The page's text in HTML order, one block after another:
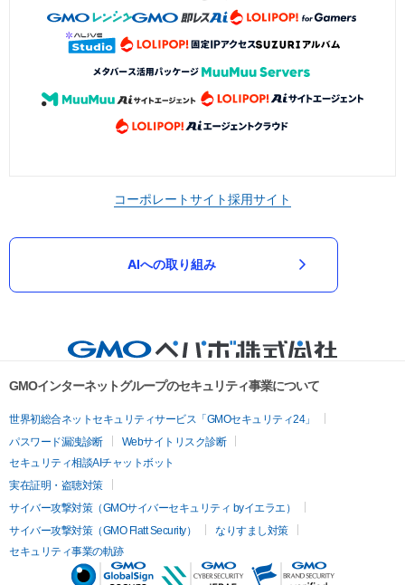
コーポレートサイト採用サイト
AIへの取り組み
GMOインターネットグループのセキュリティ事業について
世界初総合ネットセキュリティサービス「GMOセキュリティ24」
パスワード漏洩診断
Webサイトリスク診断
セキュリティ相談AIチャットボット
実在証明・盗聴対策
サイバー攻撃対策（GMOサイバーセキュリティ byイエラエ）
サイバー攻撃対策（GMO Flatt Security）
なりすまし対策
セキュリティ事業の軌跡